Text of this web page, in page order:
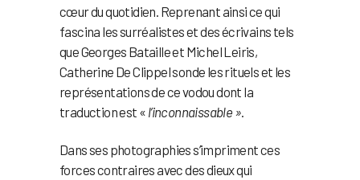
cœur du quotidien. Reprenant ainsi ce qui
fascina les surréalistes et des écrivains tels
que Georges Bataille et Michel Leiris,
Catherine De Clippel sonde les rituels et les
représentations de ce vodou dont la
traduction est « l’inconnaissable »
Dans ses photographies s’impriment ces
forces contraires avec des dieux qui